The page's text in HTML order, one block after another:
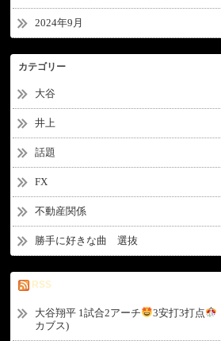
2024年9月
カテゴリー
大谷
井上
話題
FX
不動産関係
勝手に好きな曲 選抜
RSS
大谷翔平 1試合2アーチ 3安打3打点
カブス)